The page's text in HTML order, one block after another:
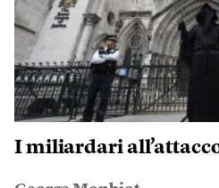
I miliardari